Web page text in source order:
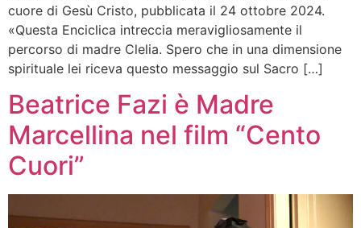
cuore di Gesù Cristo, pubblicata il 24 ottobre 2024.
«Questa Enciclica intreccia meravigliosamente il
percorso di madre Clelia. Spero che in una dimensione
spirituale lei riceva questo messaggio sul Sacro […]
Beatrice Fazi è Madre
Marcellina nel film “Cento
Cuori”